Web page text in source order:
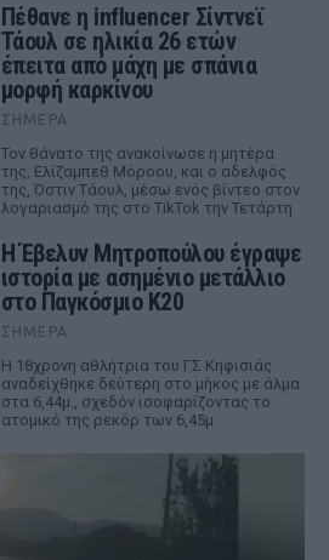
Πέθανε η influencer Σίντνεϊ
Τάουλ σε ηλικία 26 ετών
έπειτα από μάχη με σπάνια
μορφή καρκίνου
ΣΉΜΕΡΑ
Τον θάνατο της ανακοίνωσε η μητέρα
της, Ελίζαμπεθ Μόροου, και ο αδελφός
της, Όστιν Τάουλ, μέσω ενός βίντεο στον
λογαριασμό της στο TikTok την Τετάρτη
Η Έβελυν Μητροπούλου έγραψε
ιστορία με ασημένιο μετάλλιο
στο Παγκόσμιο Κ20
ΣΉΜΕΡΑ
Η 18χρονη αθλήτρια του ΓΣ Κηφισιάς
αναδείχθηκε δεύτερη στο μήκος με άλμα
στα 6,44μ., σχεδόν ισοφαρίζοντας το
ατομικό της ρεκόρ των 6,45μ.